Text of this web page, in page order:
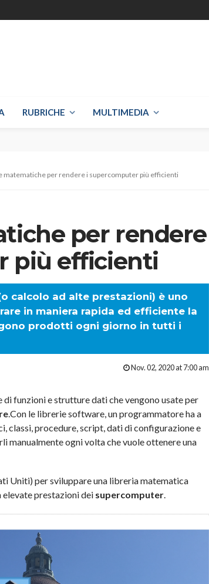
RUBRICHE MULTIMEDIA
matematiche per rendere i supercomputer più efficienti
per rendere
più efficienti
calcolo ad alte prestazioni) è uno
in maniera rapida ed efficiente la
prodotti ogni giorno in tutti i
Nov. 02, 2020 at 7:00 am
funzioni e strutture dati che vengono usate per
.Con le librerie software, un programmatore ha a
classi, procedure, script, dati di configurazione e
manualmente ogni volta che vuole ottenere una
Uniti) per sviluppare una libreria matematica
prestazioni dei supercomputer.